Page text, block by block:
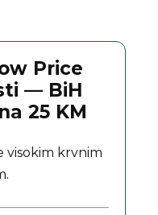
Price
— BiH
25 KM
visokim krvnim